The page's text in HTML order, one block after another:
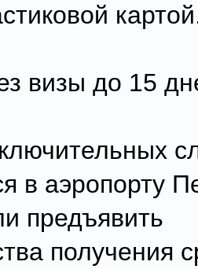
визы до 15
в аэропорту
предъявить
получения